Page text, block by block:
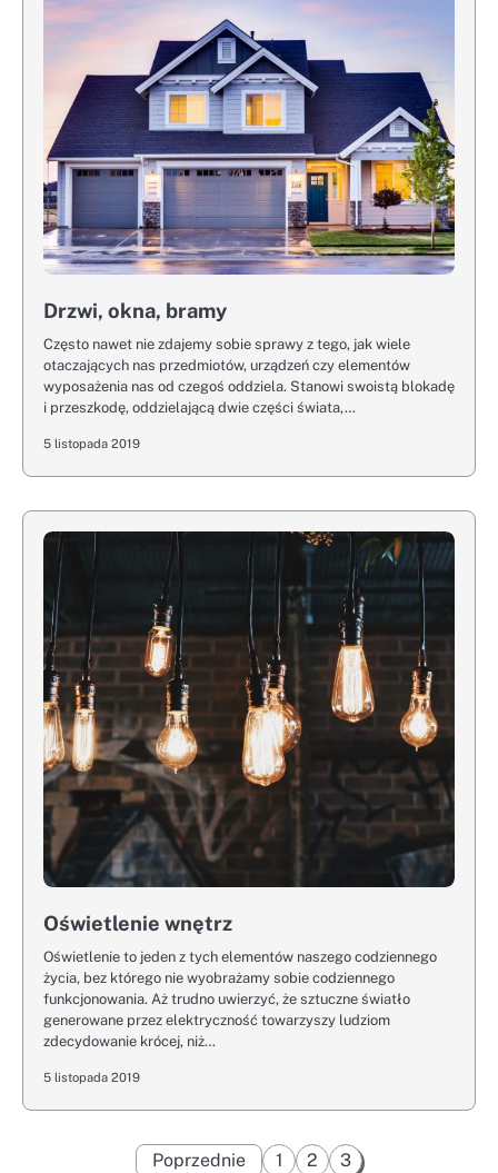
Drzwi, okna, bramy
Często nawet nie zdajemy sobie sprawy z tego, jak wiele
otaczających nas przedmiotów, urządzeń czy elementów
wyposażenia nas od czegoś oddziela. Stanowi swoistą blokadę
i przeszkodę, oddzielającą dwie części świata,…
5 listopada 2019
Oświetlenie wnętrz
Oświetlenie to jeden z tych elementów naszego codziennego
życia, bez którego nie wyobrażamy sobie codziennego
funkcjonowania. Aż trudno uwierzyć, że sztuczne światło
generowane przez elektryczność towarzyszy ludziom
zdecydowanie krócej, niż…
5 listopada 2019
Stronicowanie
Poprzednie 1 2 3